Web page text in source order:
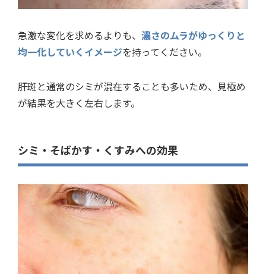
急激な変化を求めるよりも、 濃さのムラがゆっくりと
均一化していくイメージを持ってください。
肝斑と通常のシミが混在することも多いため、見極め
が結果を大きく左右します。
シミ・そばかす・くすみへの効果